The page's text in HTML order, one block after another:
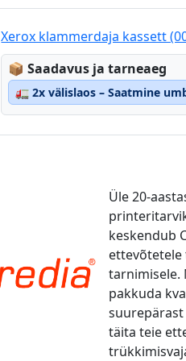
Xerox klammerdaja kassett
📦Lagerstatus:
Saadavus ja tarneaeg
🚛 2x välislaos – Saatmine
Üle 20-
keskendub
tarnimisele.
pakkuda
täita teie